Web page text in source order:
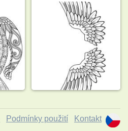
Podmínky použití Kontakt